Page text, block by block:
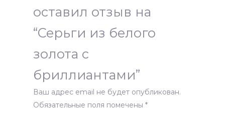
оставил отзыв на
“Серьги из белого
золота с
бриллиантами”
Ваш адрес email не будет опубликован.
Обязательные поля помечены *